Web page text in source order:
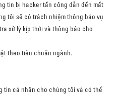
tin bị hacker tấn công dẫn đến mất
tôi sẽ có trách nhiệm thông báo vụ
xử lý kịp thời và thông báo cho
theo tiêu chuẩn ngành.
tin cá nhân cho chúng tôi và có thể